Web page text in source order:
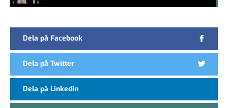
Dela på Facebook
Dela på Twitter
Dela på Linkedin